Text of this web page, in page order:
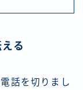
る
話を切りまし